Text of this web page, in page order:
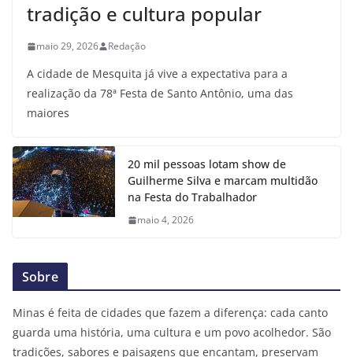
tradição e cultura popular
maio 29, 2026 Redação
A cidade de Mesquita já vive a expectativa para a
realização da 78ª Festa de Santo Antônio, uma das
maiores
20 mil pessoas lotam show de
Guilherme Silva e marcam multidão
na Festa do Trabalhador
maio 4, 2026
Sobre
Minas é feita de cidades que fazem a diferença: cada canto
guarda uma história, uma cultura e um povo acolhedor. São
tradições, sabores e paisagens que encantam, preservam